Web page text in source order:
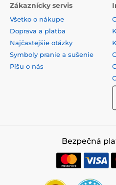
Zákaznícky servis
Všetko o nákupe
Doprava a platba
Najčastejšie otázky
Symboly pranie a sušenie
Píšu o nás
Bezpečná